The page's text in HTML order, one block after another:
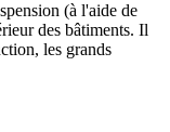
(à l'aide de
des bâtiments. Il
les grands